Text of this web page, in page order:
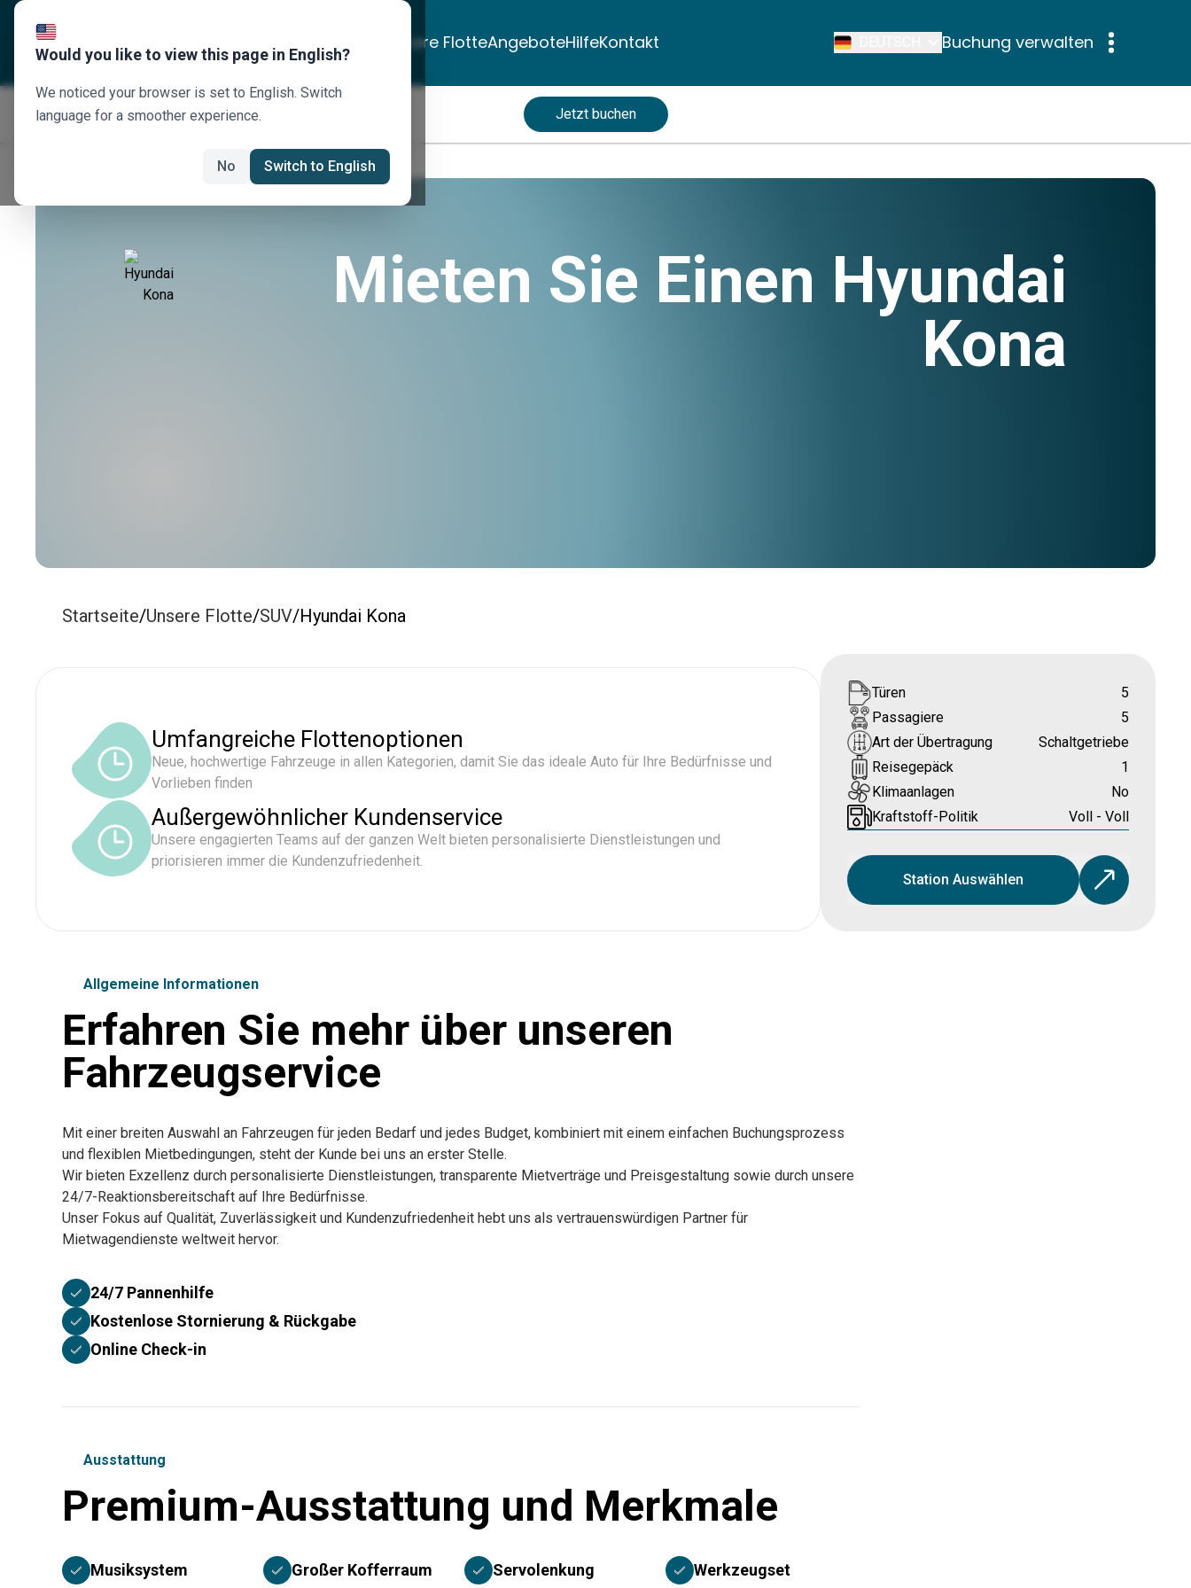
Über uns Reiseziele Unsere FlotteAngeboteHilfeKontakt Buchung verwalten
Jetzt buchen
Mieten Sie Einen Hyundai
Kona
Startseite/Unsere Flotte/SUV/Hyundai Kona
Umfangreiche Flottenoptionen
Neue, hochwertige Fahrzeuge in allen Kategorien, damit Sie das ideale Auto für Ihre Bedürfnisse und
Vorlieben finden
Außergewöhnlicher Kundenservice
Unsere engagierten Teams auf der ganzen Welt bieten personalisierte Dienstleistungen und
priorisieren immer die Kundenzufriedenheit.
Türen
5
Passagiere
5
Art der Übertragung
Schaltgetriebe
Reisegepäck
1
Klimaanlagen
No
Kraftstoff-Politik
Voll - Voll
Station Auswählen
Allgemeine Informationen
Erfahren Sie mehr über unseren
Fahrzeugservice
Mit einer breiten Auswahl an Fahrzeugen für jeden Bedarf und jedes Budget, kombiniert mit einem einfachen Buchungsprozess
und flexiblen Mietbedingungen, steht der Kunde bei uns an erster Stelle.
Wir bieten Exzellenz durch personalisierte Dienstleistungen, transparente Mietverträge und Preisgestaltung sowie durch unsere
24/7-Reaktionsbereitschaft auf Ihre Bedürfnisse.
Unser Fokus auf Qualität, Zuverlässigkeit und Kundenzufriedenheit hebt uns als vertrauenswürdigen Partner für
Mietwagendienste weltweit hervor.
24/7 Pannenhilfe
Kostenlose Stornierung & Rückgabe
Online Check-in
Ausstattung
Premium-Ausstattung und Merkmale
Musiksystem Großer Kofferraum Servolenkung Werkzeugset
Would you like to view this page in English?
We noticed your browser is set to English. Switch
language for a smoother experience.
No Switch to English